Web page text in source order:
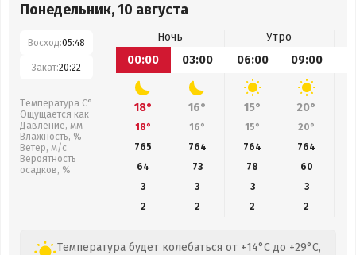
Понедельник, 10 августа
Восход:05:48
Закат:20:22
Температура С°
Ощущается как
Давление, мм
Влажность, %
Ветер, м/с
Вероятность
осадков, %
Ночь
Утро
00:00
03:00 06:00 09:00
18° 16° 15° 20°
18° 16° 15° 20°
765
764 764 764
64
73 78 60
3
3 3
3
2
2 2 2
Температура будет колебаться от +14°C до +29°C,